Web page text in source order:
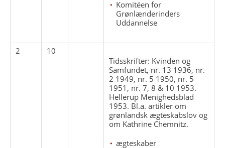
Komitéen for
Grønlænderinders
Uddannelse
2
10
Tidsskrifter: Kvinden og
Samfundet, nr. 13 1936, nr.
2 1949, nr. 5 1950, nr. 5
1951, nr. 7, 8 & 10 1953.
Hellerup Menighedsblad
1953. Bl.a. artikler om
grønlandsk ægteskabslov og
om Kathrine Chemnitz.
ægteskaber